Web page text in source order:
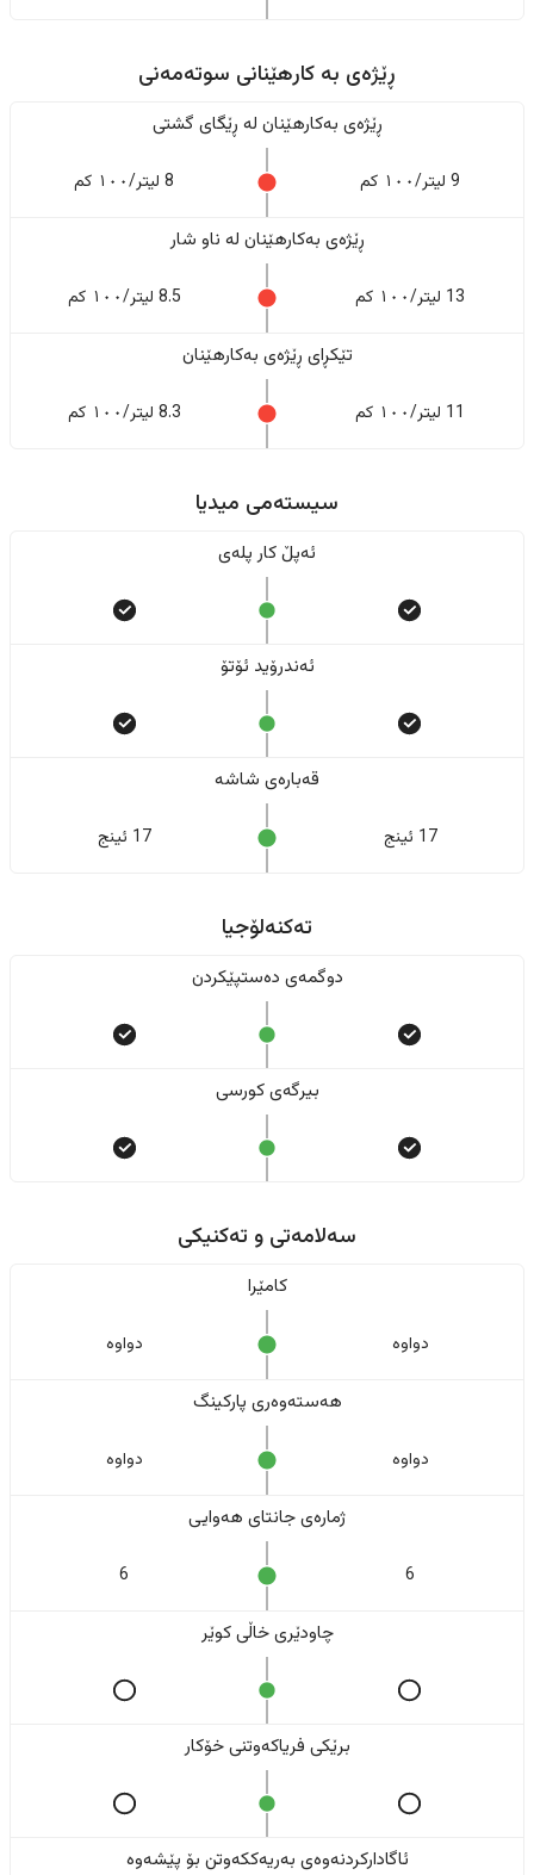
ڕێژەى به کارهێنانی سوتەمەنی
ڕێژەى بەکارهێنان له ڕێگای گشتی
9 لیتر/١٠٠ کم 8 لیتر/١٠٠ کم
ڕێژەى بەکارهێنان له ناو شار
13 لیتر/١٠٠ کم 8.5 لیتر/١٠٠ کم
تێکڕای ڕێژەى بەکارهێنان
11 لیتر/١٠٠ کم 8.3 لیتر/١٠٠ کم
سیستەمی میدیا
ئەپڵ کار پلەی
ئەندرۆید ئۆتۆ
قەبارەی شاشە
17 ئینج 17 ئینج
تەکنەلۆجیا
دوگمەی دەستپێکردن
بیرگەی کورسی
سەلامەتی و تەکنیکی
کامێرا
دواوە دواوە
هەستەوەری پارکینگ
دواوە دواوە
ژمارەی جانتای هەوایی
6
6
چاودێری خاڵی کوێر
برێکی فریاکەوتنی خۆکار
ئاگادارکردنەوەی بەریەککەوتن بۆ پێشەوە